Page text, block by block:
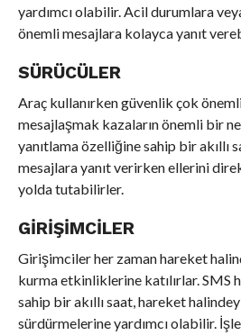
yardımcı olabilir. Acil durumlara
önemli mesajlara kolayca yanıt
SÜRÜCÜLER
Araç kullanırken güvenlik çok
mesajlaşmak kazaların önemli bir
yanıtlama özelliğine sahip bir akıllı
mesajlara yanıt verirken ellerini
yolda tutabilirler.
GIRIŞIMCILER
Girişimciler her zaman hareket
kurma etkinliklerine katılırlar. SMS
sahip bir akıllı saat, hareket
sürdürmelerine yardımcı olabilir.